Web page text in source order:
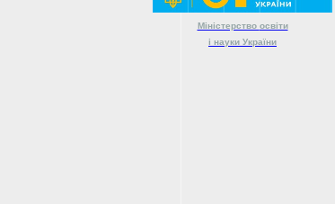
Міністерство освіти
і науки України